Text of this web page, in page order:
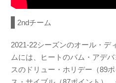
2ndチーム
2021-22シーズンのオール・デ
ムには、ヒートのバム・アデ
スのドリュー・ホリデー（89